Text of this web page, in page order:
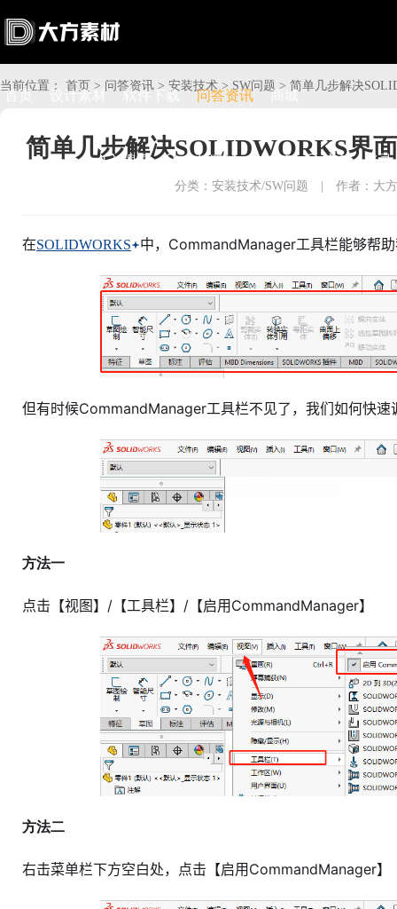
首页 设计素材 软件下载 问答资讯 商城
 搜索  上传赚钱  VIP  充值 登录
当前位置： 首页 > 问答资讯 > 安装技术>SW问题 > 简单几步解决
简单几步解决SOLIDWORKS界
分类：安装技术/SW问题 作者：大
在SOLIDWORKS 中，CommandManager工具栏能够帮
但有时候CommandManager工具栏不见了，我们如何快速
方法一
点击【视图】/【工具栏】/【启用CommandManager】
方法二
右击菜单栏下方空白处，点击【启用CommandManager】